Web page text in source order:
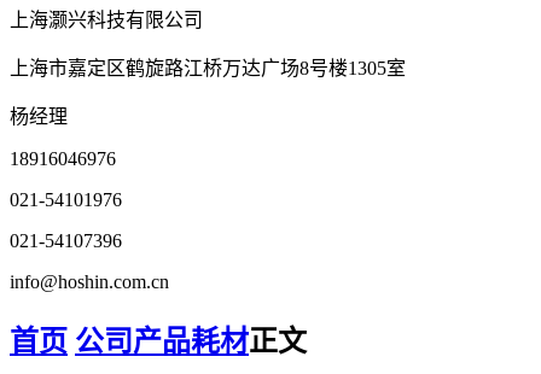
上海灏兴科技有限公司
上海市嘉定区鹤旋路江桥万达广场8号楼1305室
杨经理
18916046976
021-54101976
021-54107396
info@hoshin.com.cn
首页 公司产品耗材正文